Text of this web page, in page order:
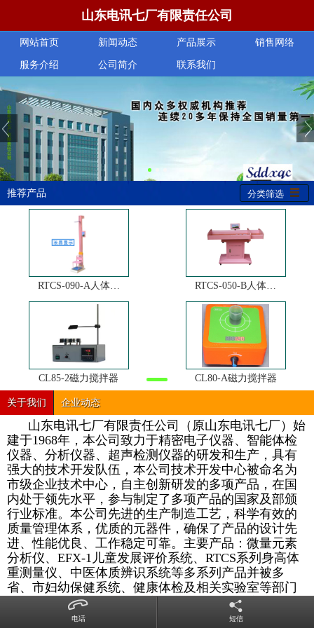
山东电讯七厂有限责任公司
网站首页 新闻动态 产品展示 销售网络
服务介绍 公司简介 联系我们
推荐产品 分类筛选
RTCS-090-A人体… RTCS-050-B人体…
CL85-2磁力搅拌器 CL80-A磁力搅拌器
关于我们 企业动态
山东电讯七厂有限责任公司（原山东电讯七厂）始
建于1968年，本公司致力于精密电子仪器、智能体检
仪器、分析仪器、超声检测仪器的研发和生产，具有
强大的技术开发队伍，本公司技术开发中心被命名为
市级企业技术中心，自主创新研发的多项产品，在国
内处于领先水平，参与制定了多项产品的国家及部颁
行业标准。本公司先进的生产制造工艺，科学有效的
质量管理体系，优质的元器件，确保了产品的设计先
进、性能优良、工作稳定可靠。主要产品：微量元素
分析仪、EFX-1儿童发展评价系统、RTCS系列身高体
重测量仪、中医体质辨识系统等多系列产品并被多
省、市妇幼保健系统、健康体检及相关实验室等部门
批量招标采购，受到了用户的良好评价，用户的需求
就是我们追求的目标，本公司愿竭诚为新老用户提供
电话 短信